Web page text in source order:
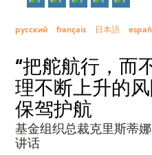
русский français 日本語
“把舵航行，而
理不断上升的
保驾护航
基金组织总裁克里斯蒂
讲话